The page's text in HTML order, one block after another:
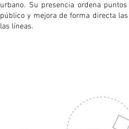
urbano. Su presencia ordena
público y mejora de forma directa
las líneas.